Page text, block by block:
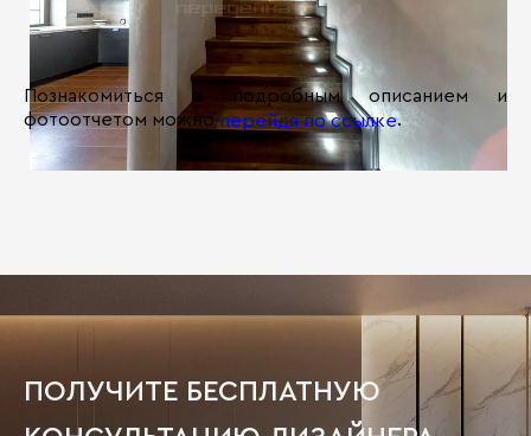
Познакомиться с подробным описанием и
фотоотчетом можноперейдя по ссылке.
ПОЛУЧИТЕ БЕСПЛАТНУЮ